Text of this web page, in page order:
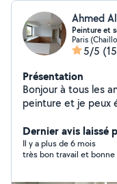
Ahmed
Peinture et
Paris
5/5
Présentation
Bonjour à tous les
peinture et je peux
N'hésitez pas à me
heureux avec mon
100%.
Dernier avis laissé
Il y a plus de 6 mois
très bon travail et